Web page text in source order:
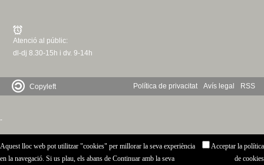
Atenció al públic:
dl-dj 8.30-15h i dv. 9-14h
Política de privacitat Avís legal RSS
Copyleft
-
Aquest lloc web pot utilitzar "cookies" per millorar la seva experiència
en la navegació. Si us plau, els abans de Continuar amb la seva
Acceptar la política
de cookies